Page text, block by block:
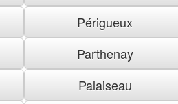
Périgueux
Parthenay
Palaiseau